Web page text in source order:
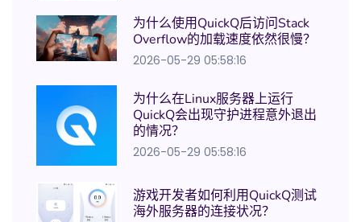
为什么使用QuickQ后访问Stack
Overflow的加载速度依然很慢？
2026-05-29 05:58:16
为什么在Linux服务器上运行
QuickQ会出现守护进程意外退出
的情况？
2026-05-29 05:58:16
游戏开发者如何利用QuickQ测试
海外服务器的连接状况？